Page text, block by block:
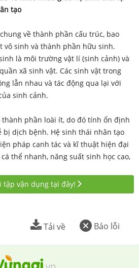
tạo
về thành phần cấu trúc, bao
vô sinh và thành phần hữu sinh.
là môi trường vật lí (sinh cảnh) và
xã sinh vật. Các sinh vật trong
lẫn nhau và tác động qua lại với
sinh cảnh.
thành phần loài ít, do đó tính ổn định
bị dịch bệnh. Hệ sinh thái nhân tạo
pháp canh tác và kĩ thuật hiện đại
thể nhanh, năng suất sinh học cao,
tập vận dụng tại đây!
Báo lỗi
Tải về